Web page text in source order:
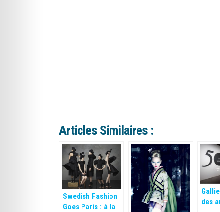
Articles Similaires :
Swedish Fashion
Goes Paris : à la
des